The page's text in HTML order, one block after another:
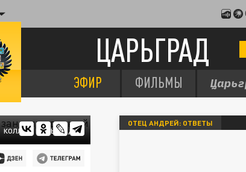
ЦАРЬГРАД
ЭФИР ФИЛЬМЫ
КОЛЛАЖ ЦАРЬГРАДА
ОТЕЦ АНДРЕЙ: ОТВЕТЫ